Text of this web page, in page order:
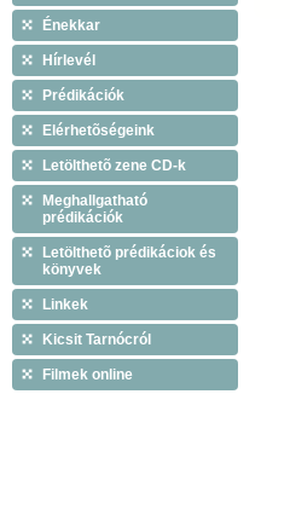
Énekkar
Hírlevél
Prédikációk
Elérhetõségeink
Letölthetõ zene CD-k
Meghallgatható
prédikációk
Letölthetõ prédikáciok és
könyvek
Linkek
Kicsit Tarnócról
Filmek online